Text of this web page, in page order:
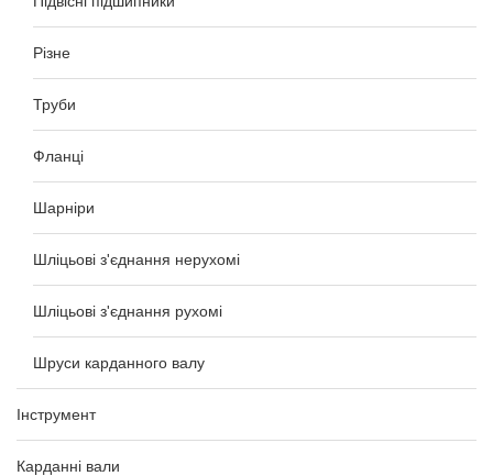
Різне
Труби
Фланці
Шарніри
Шліцьові з'єднання нерухомі
Шліцьові з'єднання рухомі
Шруси карданного валу
Інструмент
Карданні вали